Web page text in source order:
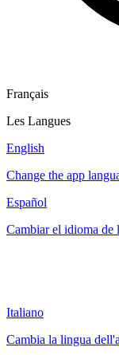
Français
Les Langues
English
Change the app
Español
Cambiar el idioma de
Italiano
Cambia la lingua